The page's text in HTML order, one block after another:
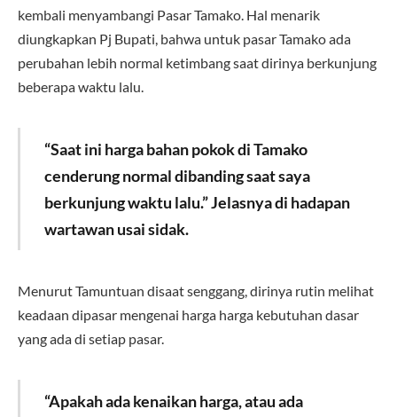
kembali menyambangi Pasar Tamako. Hal menarik
diungkapkan Pj Bupati, bahwa untuk pasar Tamako ada
perubahan lebih normal ketimbang saat dirinya berkunjung
beberapa waktu lalu.
“Saat ini harga bahan pokok di Tamako
cenderung normal dibanding saat saya
berkunjung waktu lalu.” Jelasnya di hadapan
wartawan usai sidak.
Menurut Tamuntuan disaat senggang, dirinya rutin melihat
keadaan dipasar mengenai harga harga kebutuhan dasar
yang ada di setiap pasar.
“Apakah ada kenaikan harga, atau ada